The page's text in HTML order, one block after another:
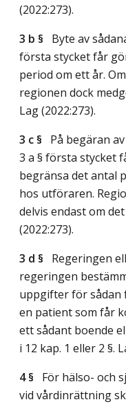
(2022:273).
3 b § Byte av
första stycket får
period om ett år.
regionen dock
Lag (2022:273).
3 c § På begäran
3 a § första stycket
begränsa det antal
hos utföraren.
delvis endast om
(2022:273).
3 d § Regeringen
regeringen
uppgifter för sådan
en patient som får
ett sådant boende
i 12 kap. 1 eller 2 §.
4 § För hälso- och
vid vårdinrättning